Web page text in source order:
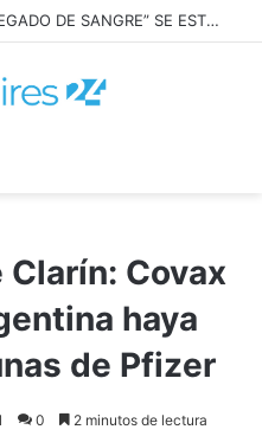
LA PELÍCULA “MALVINAS: LEGADO DE SANGRE” SE ESTRENARÁ EN PRIME VIDEO
Covax
haya
de Pfizer
0 2 minutos de lectura